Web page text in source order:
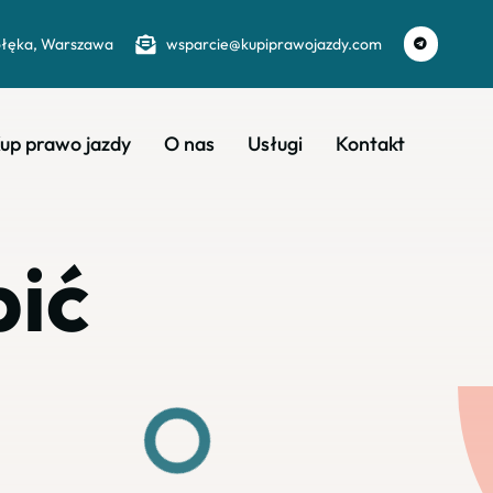
Warszawa wsparcie@kupiprawojazdy.com
prawo jazdy O nas Usługi Kontakt